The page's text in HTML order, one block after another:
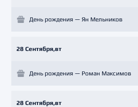
День рождения — Ян Мельников
28 Сентября,вт
День рождения — Роман Максимов
28 Сентября,вт